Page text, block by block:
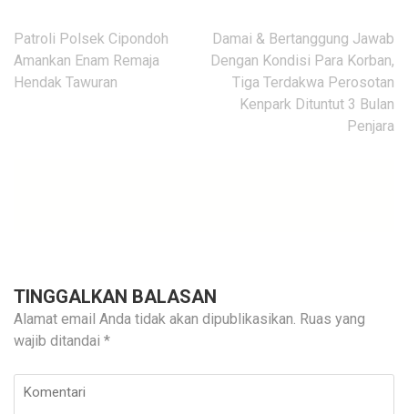
Navigasi
pos
Patroli Polsek Cipondoh
Amankan Enam Remaja
Hendak Tawuran
Damai & Bertanggung Jawab
Dengan Kondisi Para Korban,
Tiga Terdakwa Perosotan
Kenpark Dituntut 3 Bulan
Penjara
TINGGALKAN BALASAN
Alamat email Anda tidak akan dipublikasikan. Ruas yang
wajib ditandai *
Komentari